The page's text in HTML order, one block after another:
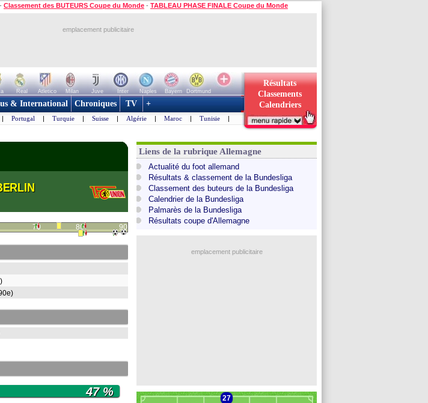
- Classement des BUTEURS Coupe du Monde - TABLEAU PHASE FINALE Coupe du Monde
emplacement publicitaire
Real Atletico Milan Juve Inter Naples Bayern
Dortmund
Résultats
Classements
Calendriers
& International Chroniques TV +
| Portugal | Turquie | Suisse | Algérie | Maroc | Tunisie |
70 80 90
47 %
Liens de la rubrique Allemagne
Actualité du foot allemand
Résultats & classement de la Bundesliga
Classement des buteurs de la Bundesliga
Calendrier de la Bundesliga
Palmarès de la Bundesliga
Résultats coupe d'Allemagne
emplacement publicitaire
27